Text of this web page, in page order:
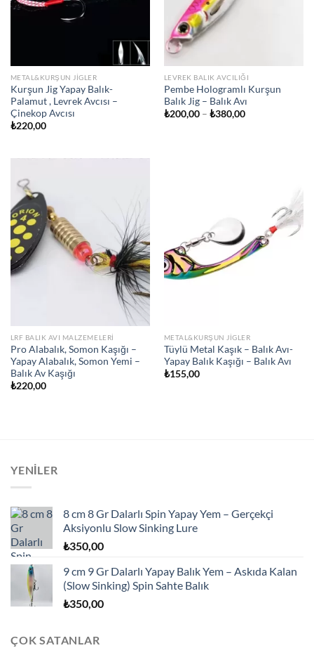
METAL&KURŞUN JIGLER
Kurşun Jig Yapay Balık-
Palamut , Levrek Avcısı –
Çinekop Avcısı
₺220,00
LEVREK BALIK AVCILIĞI
Pembe Hologramlı Kurşun
Balık Jig – Balık Avı
₺200,00 – ₺380,00Fiyat
LRF BALIK AVI MALZEMELERI
Pro Alabalık, Somon Kaşığı –
Yapay Alabalık, Somon Yemi –
Balık Av Kaşığı
₺220,00
METAL&KURŞUN JIGLER
Tüylü Metal Kaşık – Balık Avı-
Yapay Balık Kaşığı – Balık Avı
₺155,00
YENILER
8 cm 8 Gr Dalarlı Spin Yapay Yem – Gerçekçi
Aksiyonlu Slow Sinking Lure
₺350,00
9 cm 9 Gr Dalarlı Yapay Balık Yem – Askıda Kalan
(Slow Sinking) Spin Sahte Balık
₺350,00
ÇOK SATANLAR